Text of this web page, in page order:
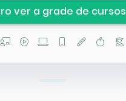
ver a grade de cursos